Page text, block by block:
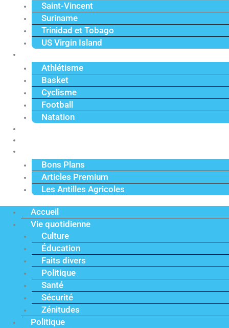
Saint-Vincent
Suriname
Trinidad et Tobago
US Virgin Island
Athlétisme
Basket
Cyclisme
Football
Natation
Bons Plans
Articles Premium
Les Antilles Agricoles
Accueil
Vie quotidienne
Culture
Éducation
Faits divers
Politique
Santé
Sécurité
Zénitudes
Politique